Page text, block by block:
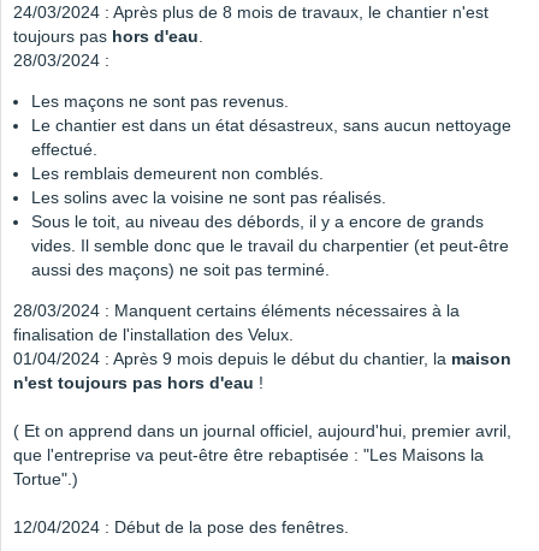
24/03/2024 : Après plus de 8 mois de travaux, le chantier n'est
toujours pas hors d'eau.
28/03/2024 :
Les maçons ne sont pas revenus.
Le chantier est dans un état désastreux, sans aucun nettoyage
effectué.
Les remblais demeurent non comblés.
Les solins avec la voisine ne sont pas réalisés.
Sous le toit, au niveau des débords, il y a encore de grands
vides. Il semble donc que le travail du charpentier (et peut-être
aussi des maçons) ne soit pas terminé.
28/03/2024 : Manquent certains éléments nécessaires à la
finalisation de l'installation des Velux.
01/04/2024 : Après 9 mois depuis le début du chantier, la maison
n'est toujours pas hors d'eau !
( Et on apprend dans un journal officiel, aujourd'hui, premier avril,
que l'entreprise va peut-être être rebaptisée : "Les Maisons la
Tortue".)
12/04/2024 : Début de la pose des fenêtres.